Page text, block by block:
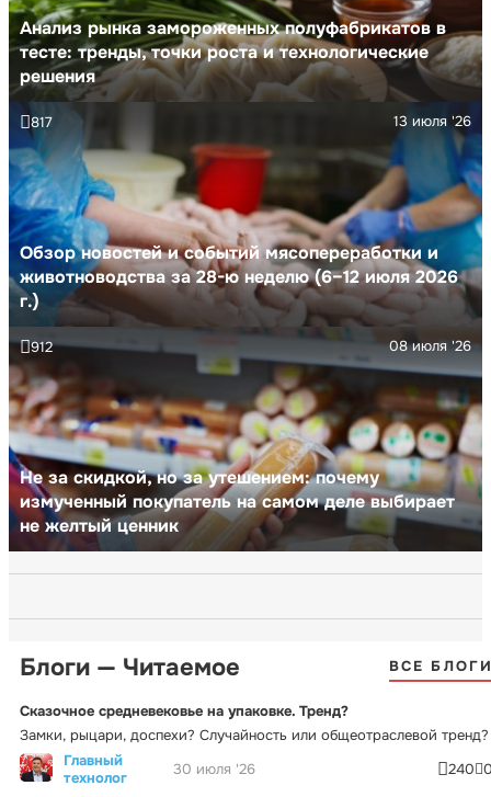
Анализ рынка замороженных полуфабрикатов в
тесте: тренды, точки роста и технологические
решения
Обзор новостей и событий мясопереработки и
животноводства за 28-ю неделю (6–12 июля 2026
г.)
13 июля '26
817
Не за скидкой, но за утешением: почему
измученный покупатель на самом деле выбирает
не желтый ценник
08 июля '26
912
Блоги — Читаемое ВСЕ
Сказочное средневековье на упаковке. Тренд?
Замки, рыцари, доспехи? Случайность или общеотраслевой тренд?
Главный
технолог
30 июля '26 240